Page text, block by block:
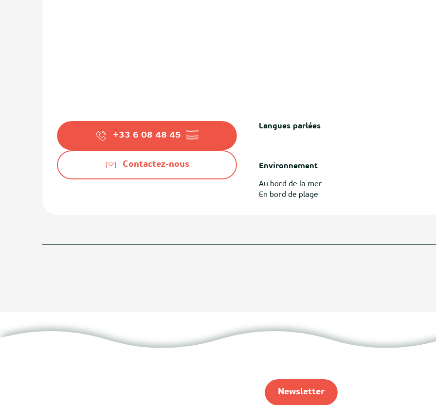
+33 6 08 48 45 ▒▒
Contactez-nous
Langues parlées
Langues parlées
Environnement
Environnement
Au bord de la mer
En bord de plage
Newsletter